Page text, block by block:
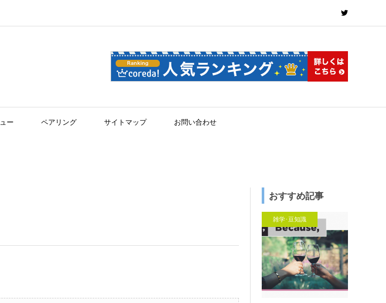
ー ペアリング サイトマップ お問い合わせ
おすすめ記事
雑学･豆知識